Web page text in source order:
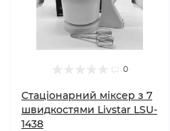
0
Стаціонарний міксер з 7
швидкостями Livstar LSU-
1438